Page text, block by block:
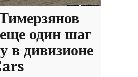
один шаг
в дивизионе